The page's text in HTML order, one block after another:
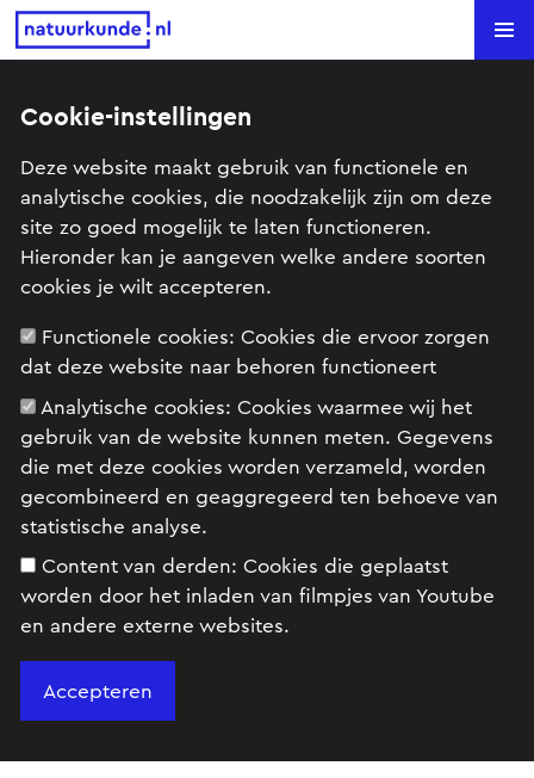
Natuurkunde.nl Search
Plasmalamp (VWO 12, 2009-2,
opg 5)
Onderwerp: Elektrische stroom, Gas en vloeistof,
Signaalverwerking, Trilling en golf
Examenopgave VWO, natuurkunde 12, 2009
tijdvak 2, opgave 5: Plasmalamp
bolvormige metalen elektrode in een glazen bol.
Cookie-instellingen
Deze website maakt gebruik van functionele en
analytische cookies, die noodzakelijk zijn om deze
site zo goed mogelijk te laten functioneren.
Hieronder kan je aangeven welke andere soorten
cookies je wilt accepteren.
Functionele cookies: Cookies die ervoor zorgen
dat deze website naar behoren functioneert
Analytische cookies: Cookies waarmee wij het
gebruik van de website kunnen meten. Gegevens
die met deze cookies worden verzameld, worden
gecombineerd en geaggregeerd ten behoeve van
statistische analyse.
Content van derden: Cookies die geplaatst
worden door het inladen van filmpjes van Youtube
en andere externe websites.